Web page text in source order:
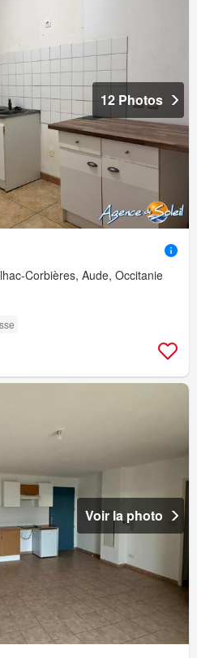
12 Photos
Corbières, Aude, Occitanie
Voir la photo